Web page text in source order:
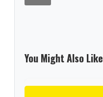
You Might Also Like